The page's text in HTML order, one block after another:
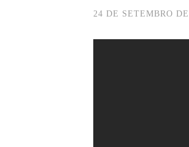
24 DE SETEMBRO